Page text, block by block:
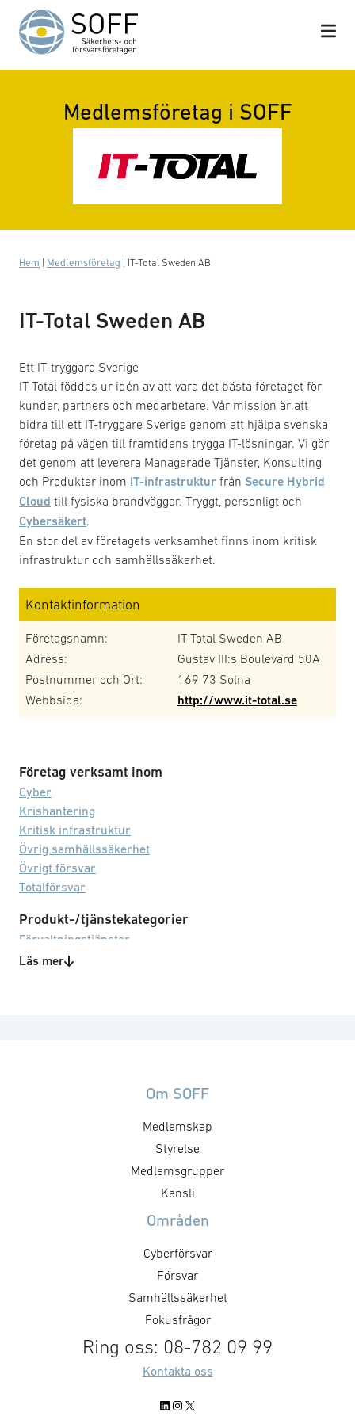
Hoppa till innehåll
Medlemsföretag i SOFF
Hem Medlemsföretag IT-Total Sweden AB
IT-Total Sweden AB
Ett IT-tryggare Sverige
IT-Total föddes ur idén av att vara det bästa företaget för
kunder, partners och medarbetare. Vår mission är att
bidra till ett IT-tryggare Sverige genom att hjälpa svenska
företag på vägen till framtidens trygga IT-lösningar. Vi gör
det genom att leverera Managerade Tjänster, Konsulting
och Produkter inom IT-infrastruktur från Secure Hybrid
Cloud till fysiska brandväggar. Tryggt, personligt och
Cybersäkert.
En stor del av företagets verksamhet finns inom kritisk
infrastruktur och samhällssäkerhet.
Kontaktinformation
Företagsnamn:
IT-Total Sweden AB
Adress:
Gustav III:s Boulevard 50A
Postnummer och Ort:
169 73 Solna
Webbsida:
http://www.it-total.se
Företag verksamt inom
Cyber
Krishantering
Kritisk infrastruktur
Övrig samhällssäkerhet
Övrigt försvar
Totalförsvar
Produkt-/tjänstekategorier
Förvaltningstjänster
Information/cybersäkerhet
Läs mer
Om SOFF
Medlemskap
Styrelse
Medlemsgrupper
Kansli
Områden
Cyberförsvar
Försvar
Samhällssäkerhet
Fokusfrågor
Ring oss: 08-782 09 99
Kontakta oss
LinkedIn
Instagram
X